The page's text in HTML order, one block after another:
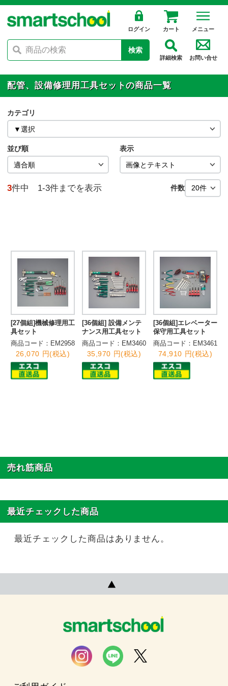
ログイン カート メニュー
検索
詳細検索 お問い合せ
配管、設備修理用工具セットの商品一覧
カテゴリ
並び順 表示
3件中 1-3件までを表示 件数
[27個組]機械修理用工
具セット
商品コード：EM2958
26,070 円(税込)
[36個組] 設備メンテ
ナンス用工具セット
商品コード：EM3460
35,970 円(税込)
[36個組]エレベーター
保守用工具セット
商品コード：EM3461
74,910 円(税込)
売れ筋商品
最近チェックした商品
最近チェックした商品はありません。